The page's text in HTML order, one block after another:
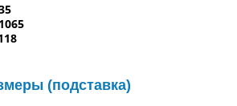
(подставка)